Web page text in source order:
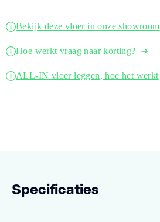
Bekijk deze vloer in onze showroom
Hoe werkt vraag naar korting?
ALL-IN vloer leggen, hoe het werkt
Specificaties